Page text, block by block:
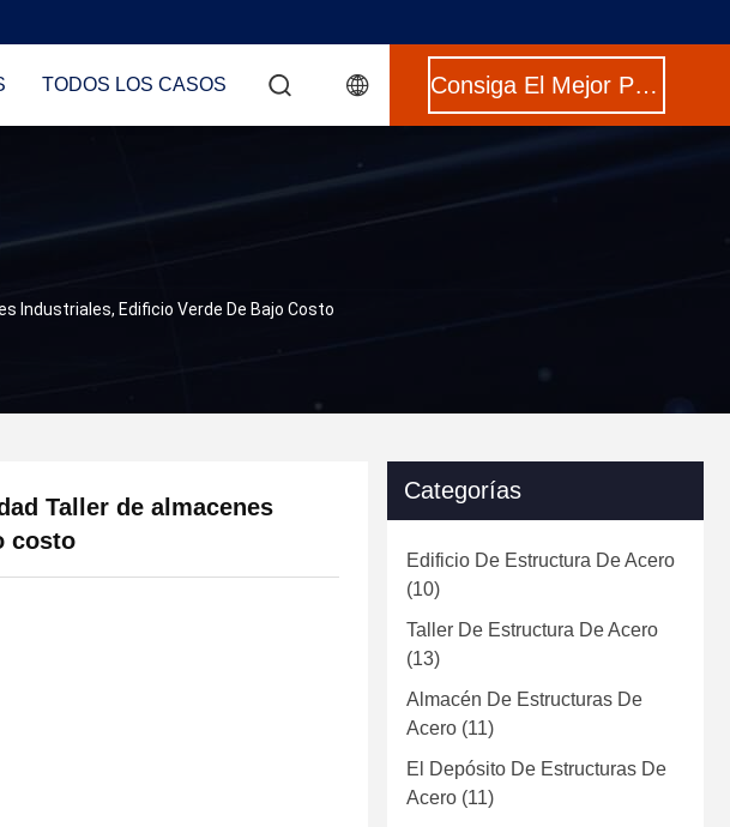
TODOS LOS CASOS Consiga El Mejor Precio
Industriales, Edificio Verde De Bajo Costo
Taller de almacenes
costo
Categorías
Edificio De Estructura De Acero
(10)
Taller De Estructura De Acero
(13)
Almacén De Estructuras De
Acero (11)
El Depósito De Estructuras De
Acero (11)